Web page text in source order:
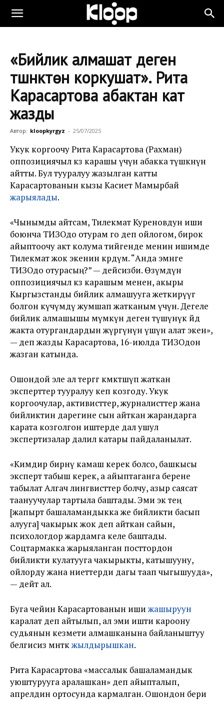
«Бийлик алмашат деген
түшүнүктөн коркушат». Рита
Карасартова абактан кат
жазды
Автор: kloopkyrgyz - 25/07/2025
Укук коргоочу Рита Карасартова (Рахман)
оппозициячыл көз карашы үчүн абакка түшкөнүн
айтты. Бул тууралуу жазылган катты
Карасартованын кызы Касиет Мамырбай
жарыялады.
«Чынымды айтсам, Тилекмат Куреновдун иши
боюнча ТИЗОдо отурам го деп ойлогом, бирок
айыптоочу акт колума тийгенде менин ишимде
Тилекмат жок экенин көрдүм. “Анда эмнге
ТИЗОдо отурасың?” — дейсизби. Өзүмдүн
оппозициячыл көз карашым менен, акыры
Кыргызстанды бийлик алмашууга жеткирүүгө
болгон күчүмдү жумшап жатканым үчүн. Дегеле
бийлик алмашышы мүмкүн деген түшүнүк өйдө
жакта отургандардын жүрөгүнүн үшүн алат экен»,
— деп жазды Карасартова, 16-июлда ТИЗОдон
жазган катында.
Ошондой эле ал тергөөгө көмөктөшүп жаткан
эксперттер тууралуу кеп козгоду. Укук
коргоочулар, активисттер, журналисттер жана
бийликтин дарегине сын айткан жарандарга
карата козголгон иштерде дал ушул
экспертизалар далил катары пайдаланылат.
«Кимдир бирөөнү камаш керек болсо, башкысы
эксперт табыш керек, а айыптаганга берене
табылат Алгач лингвисттер болчу, азыр саясат
таануучулар тартыла баштады. Эми экөө тең
[жапырт башаламандыкка же бийликти басып
алууга] чакырык жок деп айткан сайын,
психологдор жардамга келе баштады.
Соцтармакка жарыяланган посттордон
бийликти кулатууга чакырыкты, катышууну,
ойлорду жана ниеттерди дагы таап чыгышууда»,
— дейт ал.
Буга чейин Карасартованын ишижашыруун
каралат деп айтылып, ал эми ишти кароону
судьянын кезмети алмашканына байланыштуу
белгисиз мөөнөткөжылдырышкан.
Рита Карасартова «массалык башаламандык
уюштурууга аралашкан» деп айыпталып,
апрелдин ортосунда кармалган. Ошондон бери